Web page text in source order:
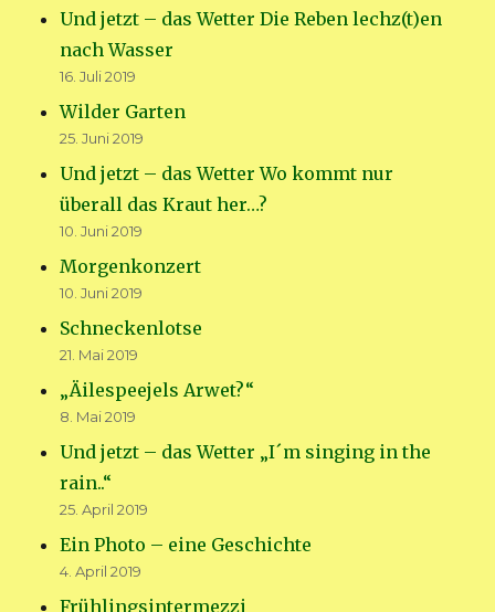
Und jetzt – das Wetter Die Reben lechz(t)en
nach Wasser
16. Juli 2019
Wilder Garten
25. Juni 2019
Und jetzt – das Wetter Wo kommt nur
überall das Kraut her…?
10. Juni 2019
Morgenkonzert
10. Juni 2019
Schneckenlotse
21. Mai 2019
„Äilespeejels Arwet?“
8. Mai 2019
Und jetzt – das Wetter „I´m singing in the
rain..“
25. April 2019
Ein Photo – eine Geschichte
4. April 2019
Frühlingsintermezzi